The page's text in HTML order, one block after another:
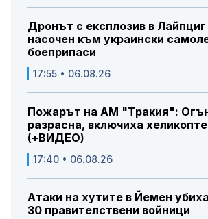
Дронът с експлозив в Лайпциг
насочен към украински
боеприпаси
17:55 • 06.08.26
Пожарът на АМ "Тракия":
разрасна, включиха
(+ВИДЕО)
17:40 • 06.08.26
Атаки на хутите в Йемен
30 правителствени войници